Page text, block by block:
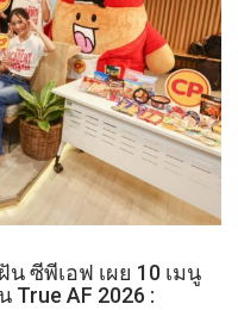
ซีพีเอฟ เผย 10 เมนู
AF 2026 :